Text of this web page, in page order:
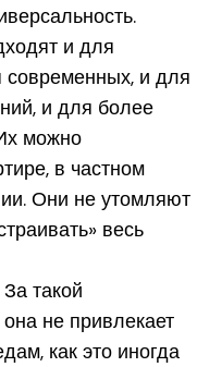
и для
современных, и для
и для более
можно
в частном
Они не утомляют
весь
такой
не привлекает
как это иногда